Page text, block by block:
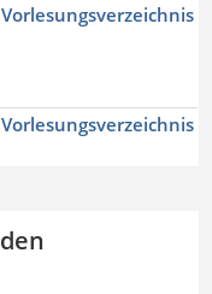
Vorlesungsverzeichnis
Vorlesungsverzeichnis